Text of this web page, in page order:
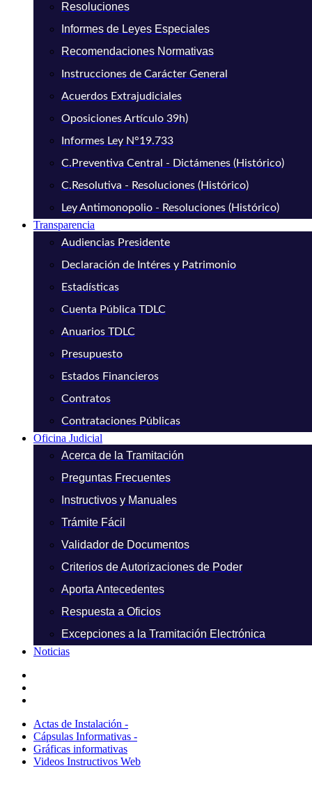
Resoluciones
Informes de Leyes Especiales
Recomendaciones Normativas
Instrucciones de Carácter General
Acuerdos Extrajudiciales
Oposiciones Artículo 39h)
Informes Ley N°19.733
C.Preventiva Central - Dictámenes (Histórico)
C.Resolutiva - Resoluciones (Histórico)
Ley Antimonopolio - Resoluciones (Histórico)
Transparencia
Audiencias Presidente
Declaración de Intéres y Patrimonio
Estadísticas
Cuenta Pública TDLC
Anuarios TDLC
Presupuesto
Estados Financieros
Contratos
Contrataciones Públicas
Oficina Judicial
Acerca de la Tramitación
Preguntas Frecuentes
Instructivos y Manuales
Trámite Fácil
Validador de Documentos
Criterios de Autorizaciones de Poder
Aporta Antecedentes
Respuesta a Oficios
Excepciones a la Tramitación Electrónica
Noticias
Actas de Instalación -
Cápsulas Informativas -
Gráficas informativas
Videos Instructivos Web